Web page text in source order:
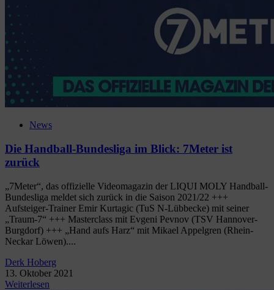
News
Die Handball-Bundesliga im Blick: 7Meter ist
zurück
„7Meter“, das offizielle Videomagazin der LIQUI MOLY Handball-
Bundesliga meldet sich zurück in die Saison 2021/22 +++
Aufsteiger-Trainer Emir Kurtagic (TuS N-Lübbecke) mit seiner
„Traum-7“ +++ Masterclass mit Evgeni Pevnov (TSV Hannover-
Burgdorf) +++ „Hand aufs Harz“ mit Mikael Appelgren (Rhein-
Neckar Löwen)....
Derk Hoberg
13. Oktober 2021
Weiterlesen